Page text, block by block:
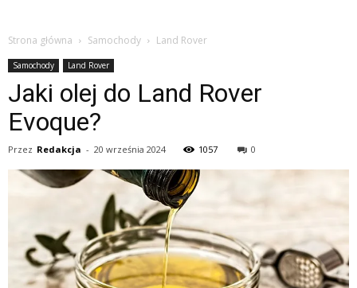
Strona główna Samochody Land Rover
Samochody Land Rover
Jaki olej do Land Rover
Evoque?
Przez Redakcja - 20 września 2024 1057 0